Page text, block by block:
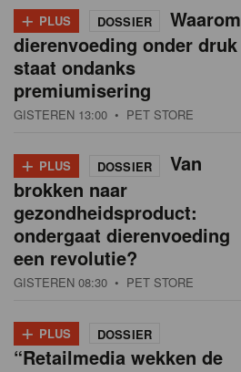
+ PLUS DOSSIER
Waarom
dierenvoeding onder druk
staat ondanks
premiumisering
GISTEREN 13:00 • PET STORE
+ PLUS DOSSIER
Van
brokken naar
gezondheidsproduct:
ondergaat dierenvoeding
een revolutie?
GISTEREN 08:30 • PET STORE
+ PLUS DOSSIER
“Retailmedia wekken de